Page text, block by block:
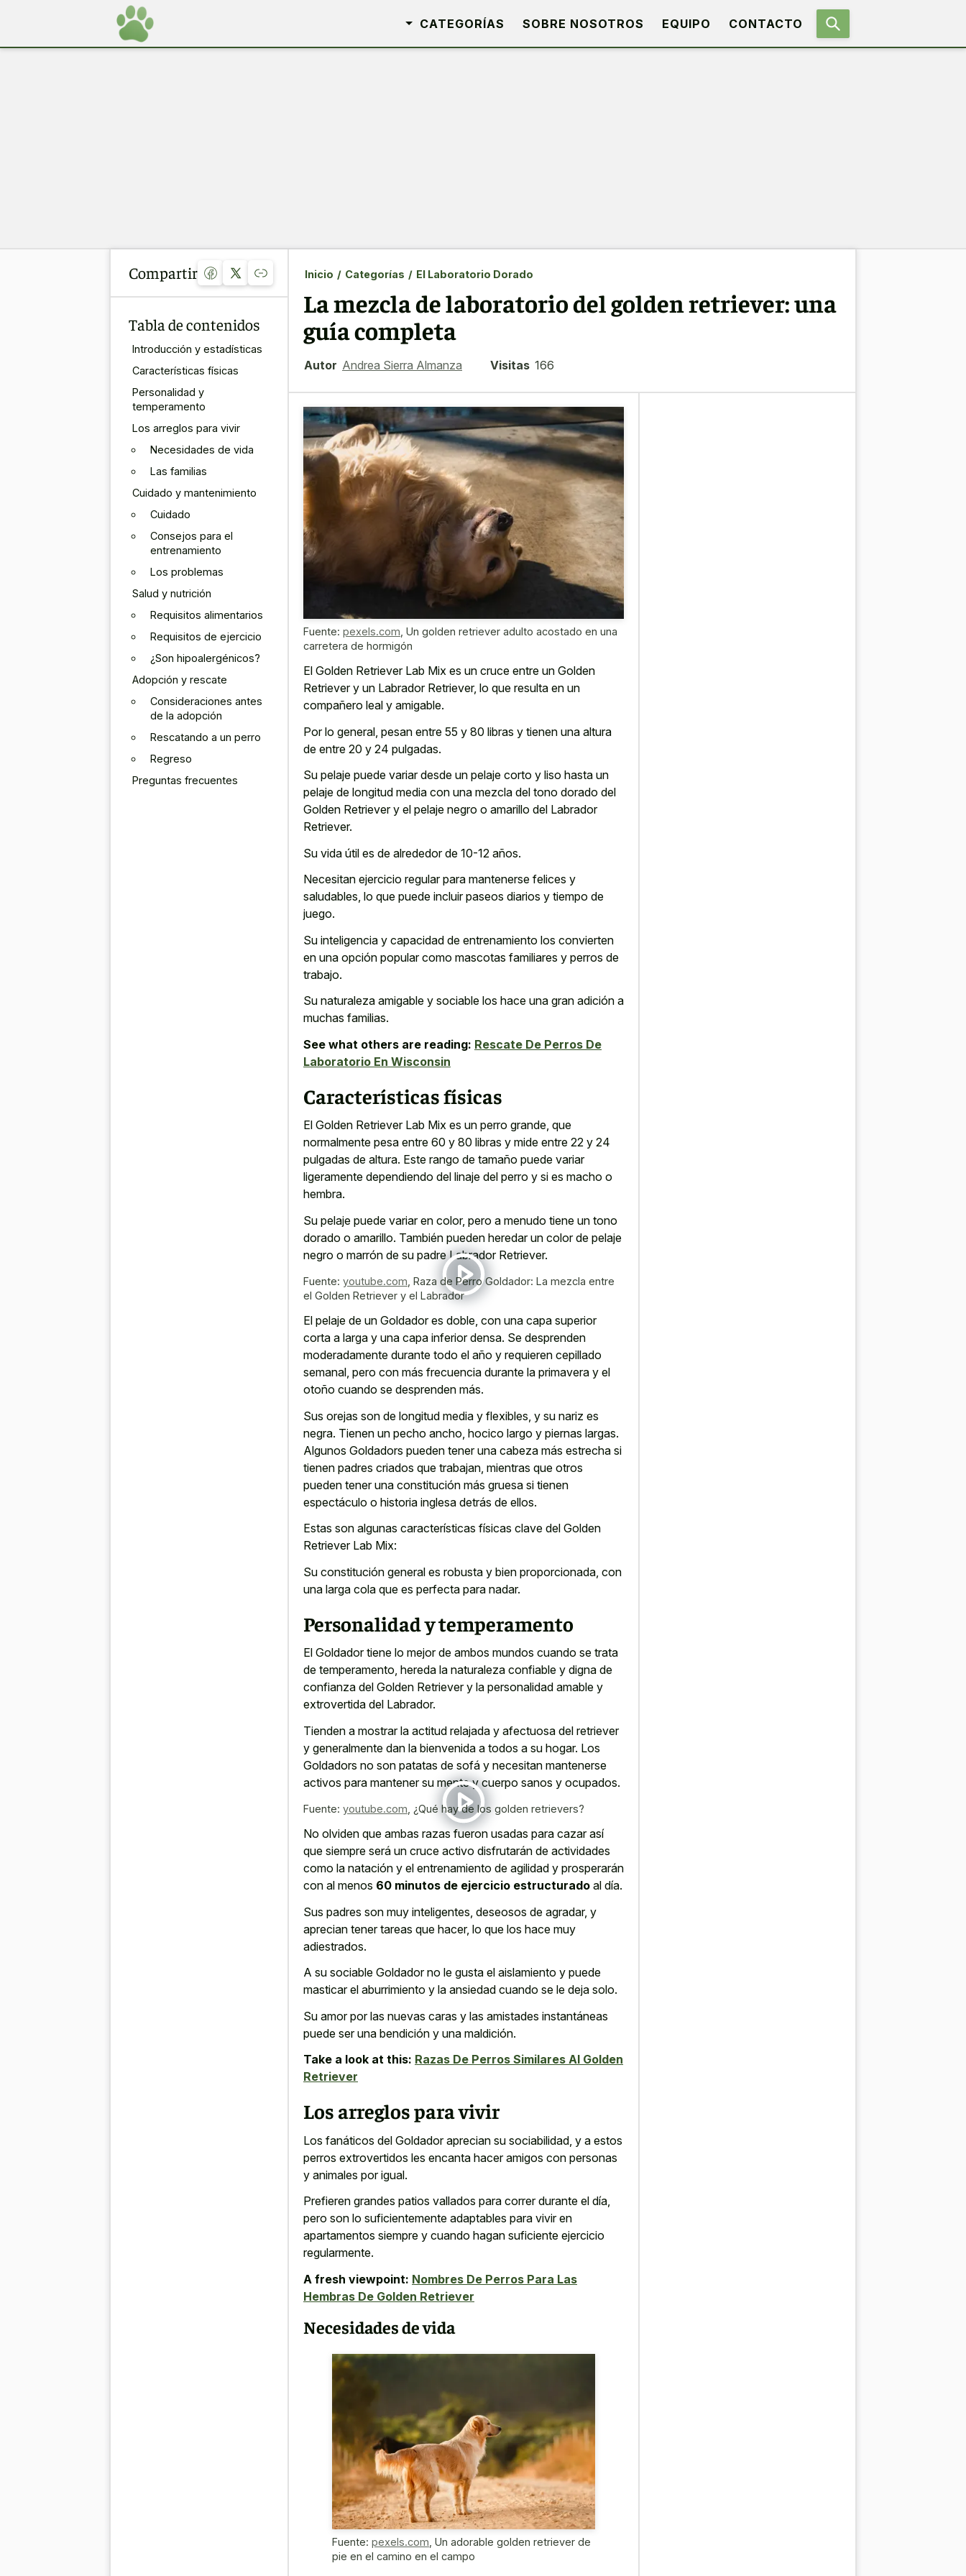
CATEGORÍAS SOBRE NOSOTROS EQUIPO CONTACTO
Compartir
Tabla de contenidos
Introducción y estadísticas
Características físicas
Personalidad y
temperamento
Los arreglos para vivir
Necesidades de vida
Las familias
Cuidado y mantenimiento
Cuidado
Consejos para el
entrenamiento
Los problemas
Salud y nutrición
Requisitos alimentarios
Requisitos de ejercicio
¿Son hipoalergénicos?
Adopción y rescate
Consideraciones antes
de la adopción
Rescatando a un perro
Regreso
Preguntas frecuentes
Inicio / Categorías / El Laboratorio Dorado
La mezcla de laboratorio del golden retriever: una
guía completa
Autor Andrea Sierra Almanza Visitas 166
Fuente: pexels.com Un golden retriever adulto acostado en una
carretera de hormigón
El Golden Retriever Lab Mix es un cruce entre un Golden
Retriever y un Labrador Retriever, lo que resulta en un
compañero leal y amigable.
Por lo general, pesan entre 55 y 80 libras y tienen una altura
de entre 20 y 24 pulgadas.
Su pelaje puede variar desde un pelaje corto y liso hasta un
pelaje de longitud media con una mezcla del tono dorado del
Golden Retriever y el pelaje negro o amarillo del Labrador
Retriever.
Su vida útil es de alrededor de 10-12 años.
Necesitan ejercicio regular para mantenerse felices y
saludables, lo que puede incluir paseos diarios y tiempo de
juego.
Su inteligencia y capacidad de entrenamiento los convierten
en una opción popular como mascotas familiares y perros de
trabajo.
Su naturaleza amigable y sociable los hace una gran adición a
muchas familias.
See what others are reading: Rescate De Perros De
Laboratorio En Wisconsin
Características físicas
El Golden Retriever Lab Mix es un perro grande, que
normalmente pesa entre 60 y 80 libras y mide entre 22 y 24
pulgadas de altura. Este rango de tamaño puede variar
ligeramente dependiendo del linaje del perro y si es macho o
hembra.
Su pelaje puede variar en color, pero a menudo tiene un tono
dorado o amarillo. También pueden heredar un color de pelaje
negro o marrón de su padre Labrador Retriever.
Fuente: youtube.com Raza de Perro Goldador: La mezcla entre
el Golden Retriever y el Labrador
El pelaje de un Goldador es doble, con una capa superior
corta a larga y una capa inferior densa. Se desprenden
moderadamente durante todo el año y requieren cepillado
semanal, pero con más frecuencia durante la primavera y el
otoño cuando se desprenden más.
Sus orejas son de longitud media y flexibles, y su nariz es
negra. Tienen un pecho ancho, hocico largo y piernas largas.
Algunos Goldadors pueden tener una cabeza más estrecha si
tienen padres criados que trabajan, mientras que otros
pueden tener una constitución más gruesa si tienen
espectáculo o historia inglesa detrás de ellos.
Estas son algunas características físicas clave del Golden
Retriever Lab Mix:
Su constitución general es robusta y bien proporcionada, con
una larga cola que es perfecta para nadar.
Personalidad y temperamento
El Goldador tiene lo mejor de ambos mundos cuando se trata
de temperamento, hereda la naturaleza confiable y digna de
confianza del Golden Retriever y la personalidad amable y
extrovertida del Labrador.
Tienden a mostrar la actitud relajada y afectuosa del retriever
y generalmente dan la bienvenida a todos a su hogar. Los
Goldadors no son patatas de sofá y necesitan mantenerse
activos para mantener su mente y cuerpo sanos y ocupados.
Fuente: youtube.com ¿Qué hay de los golden retrievers?
No olviden que ambas razas fueron usadas para cazar así
que siempre será un cruce activo disfrutarán de actividades
como la natación y el entrenamiento de agilidad y prosperarán
con al menos 60 minutos de ejercicio estructurado al día.
Sus padres son muy inteligentes, deseosos de agradar, y
aprecian tener tareas que hacer, lo que los hace muy
adiestrados.
A su sociable Goldador no le gusta el aislamiento y puede
masticar el aburrimiento y la ansiedad cuando se le deja solo.
Su amor por las nuevas caras y las amistades instantáneas
puede ser una bendición y una maldición.
Take a look at this: Razas De Perros Similares Al Golden
Retriever
Los arreglos para vivir
Los fanáticos del Goldador aprecian su sociabilidad, y a estos
perros extrovertidos les encanta hacer amigos con personas
y animales por igual.
Prefieren grandes patios vallados para correr durante el día,
pero son lo suficientemente adaptables para vivir en
apartamentos siempre y cuando hagan suficiente ejercicio
regularmente.
A fresh viewpoint: Nombres De Perros Para Las
Hembras De Golden Retriever
Necesidades de vida
Fuente: pexels.com Un adorable golden retriever de
pie en el camino en el campo